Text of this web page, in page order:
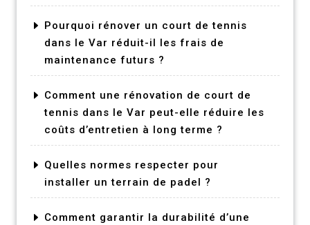
Pourquoi rénover un court de tennis
dans le Var réduit-il les frais de
maintenance futurs ?
Comment une rénovation de court de
tennis dans le Var peut-elle réduire les
coûts d’entretien à long terme ?
Quelles normes respecter pour
installer un terrain de padel ?
Comment garantir la durabilité d’une